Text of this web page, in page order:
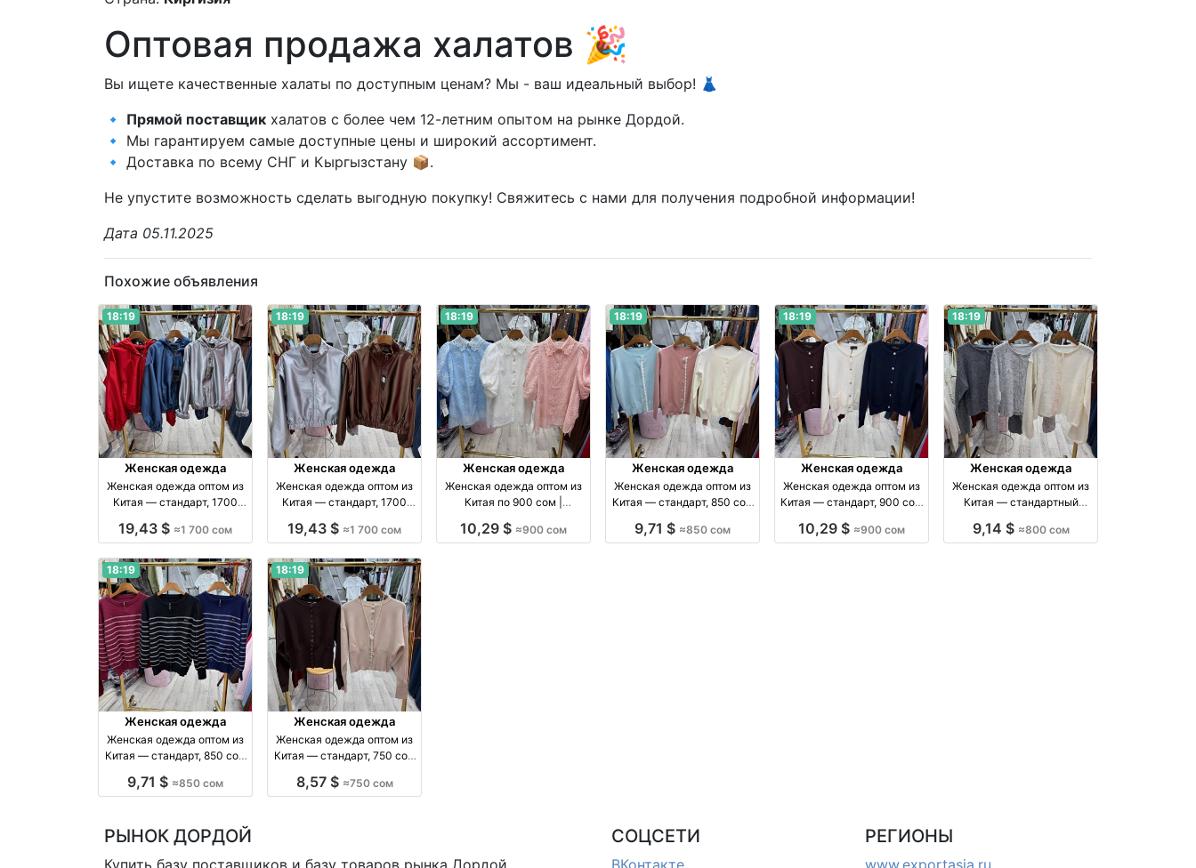
Оптовая продажа халатов 🎉
Вы ищете качественные халаты по доступным ценам? Мы - ваш идеальный выбор! 👗
🔹 Прямой поставщик халатов с более чем 12-летним опытом на рынке Дордой.
🔹 Мы гарантируем самые доступные цены и широкий ассортимент.
🔹 Доставка по всему СНГ и Кыргызстану 📦.
Не упустите возможность сделать выгодную покупку! Свяжитесь с нами для получения подробной информации!
Дата 05.11.2025
Похожие объявления
18:19
Женская одежда
Женская одежда оптом из
Китая — стандарт, 1700
Китай
19,43 $ ≈1 700 сом
18:19
Женская одежда
Женская одежда оптом из
Китая — стандарт, 1700
Китай
19,43 $ ≈1 700 сом
18:19
Женская одежда
Женская одежда оптом из
Китая по 900 сом |
производство Китай
10,29 $ ≈900 сом
18:19
Женская одежда
Женская одежда оптом из
Китая — стандарт, 850 сом
9,71 $ ≈850 сом
18:19
Женская одежда
Женская одежда оптом из
Китая — стандарт, 900 сом
10,29 $ ≈900 сом
18:19
Женская одежда
Женская одежда оптом из
Китая — стандартный
производство Китай
9,14 $ ≈800 сом
18:19
Женская одежда
Женская одежда оптом из
Китая — стандарт, 850 сом
9,71 $ ≈850 сом
18:19
Женская одежда
Женская одежда оптом из
Китая — стандарт, 750 сом
8,57 $ ≈750 сом
РЫНОК ДОРДОЙ
Купить базу поставщиков и базу товаров рынка Дордой
СОЦСЕТИ
ВКонтакте
РЕГИОНЫ
www.exportasia.ru